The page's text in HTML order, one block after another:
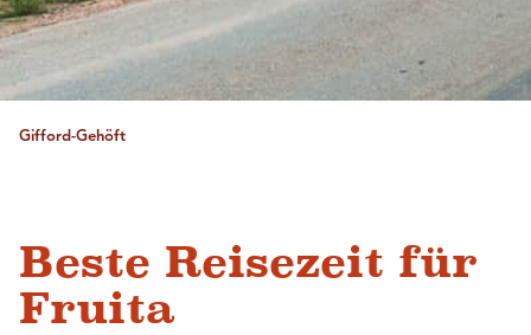
Gifford-Gehöft
Beste Reisezeit für
Fruita